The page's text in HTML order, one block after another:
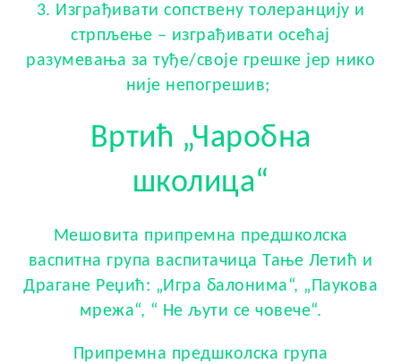
3. Изграђивати сопствену толеранцију и
стрпљење – изграђивати осећај
разумевања за туђе/своје грешке јер нико
није непогрешив;
Вртић „Чаробна
школица“
Мешовита припремна предшколска
васпитна група васпитачицa Тањe Летић и
Драганe Реџић: „Игра балонима“, „Паукова
мрежа“, “ Не љути се човече“.
Припремна предшколска група